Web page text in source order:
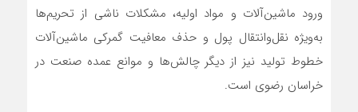
ورود ماشین‌آلات و مواد اولیه، مشکلات ناشی از تحریم‌ها
به‌ویژه نقل‌و‌انتقال پول و حذف معافیت گمرکی ماشین‌آلات
خطوط تولید نیز از دیگر چالش‌ها و موانع عمده صنعت در
خراسان رضوی است.